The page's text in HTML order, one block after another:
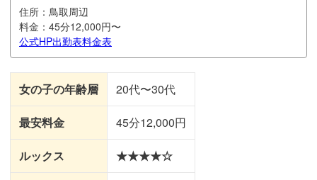
住所： 鳥取周辺
料金： 45分12,000円〜
公式HP出勤表料金表
女の子の年齢層 20代〜30代
最安料金 45分12,000円
ルックス ★★★★☆